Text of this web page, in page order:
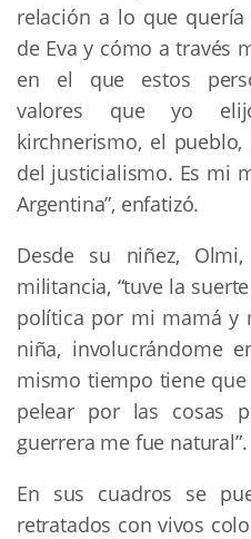
relación a lo que
de Eva y cómo a través
en el que estos
valores que yo
kirchnerismo, el
del justicialismo. Es mi
Argentina”, enfatizó.
Desde su niñez,
militancia, “tuve la
política por mi mamá y
niña, involucrándome
mismo tiempo tiene
pelear por las cosas
guerrera me fue natural”.
En sus cuadros se
retratados con vivos